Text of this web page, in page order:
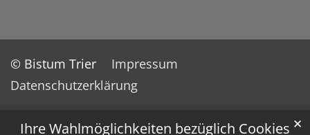
Ihre Wahlmöglichkeiten bezüglich Cookies ✕
© Bistum Trier
Impressum
Datenschutzerklärung